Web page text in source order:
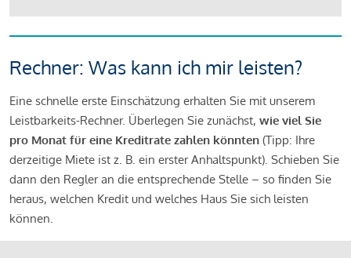
Rechner: Was kann ich mir leisten?
Eine schnelle erste Einschätzung erhalten Sie mit unserem
Leistbarkeits-Rechner. Überlegen Sie zunächst, wie viel Sie
pro Monat für eine Kreditrate zahlen könnten (Tipp: Ihre
derzeitige Miete ist z. B. ein erster Anhaltspunkt). Schieben Sie
dann den Regler an die entsprechende Stelle – so finden Sie
heraus, welchen Kredit und welches Haus Sie sich leisten
können.